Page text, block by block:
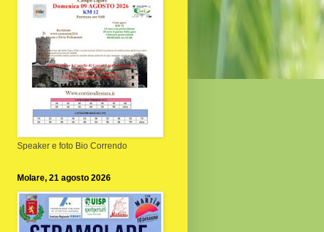
Speaker e foto Bio Correndo
Molare, 21 agosto 2026